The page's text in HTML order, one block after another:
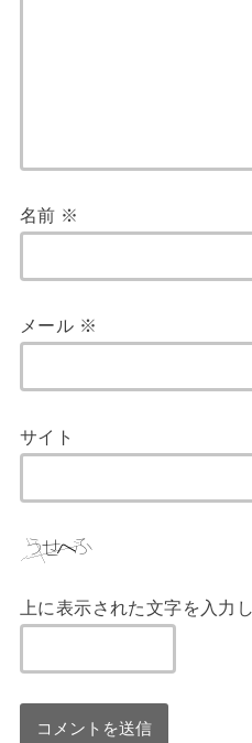
名前 ※
メール ※
サイト
上に表示された文字を入力